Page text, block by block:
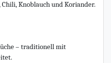
Knoblauch und Koriander.
– traditionell mit